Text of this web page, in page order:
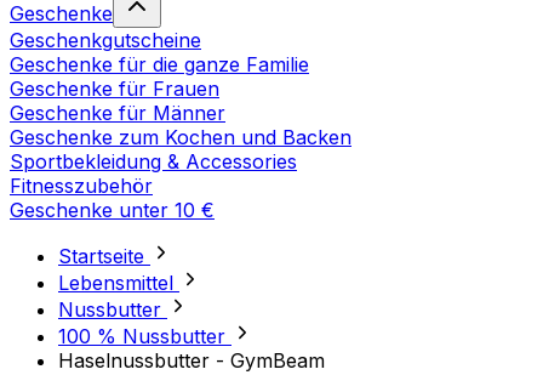
Geschenke
Geschenkgutscheine
Geschenke für die ganze Familie
Geschenke für Frauen
Geschenke für Männer
Geschenke zum Kochen und Backen
Sportbekleidung & Accessories
Fitnesszubehör
Geschenke unter 10 €
Startseite
Lebensmittel
Nussbutter
100 % Nussbutter
Haselnussbutter - GymBeam